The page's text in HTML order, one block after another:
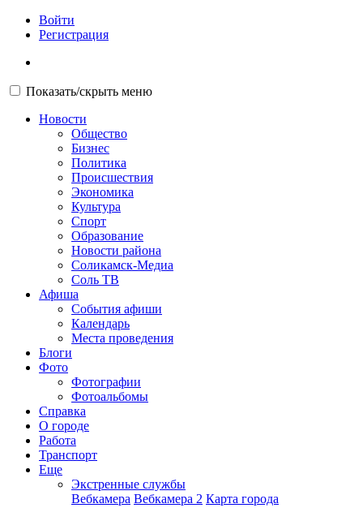
Войти
Регистрация
Показать/скрыть меню
Новости
Общество
Бизнес
Политика
Происшествия
Экономика
Культура
Спорт
Образование
Новости района
Соликамск-Медиа
Соль ТВ
Афиша
События афиши
Календарь
Места проведения
Блоги
Фото
Фотографии
Фотоальбомы
Справка
О городе
Работа
Транспорт
Еще
Экстренные службы
Вебкамера Вебкамера 2 Карта города